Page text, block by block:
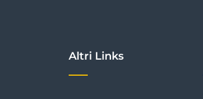
Altri Links